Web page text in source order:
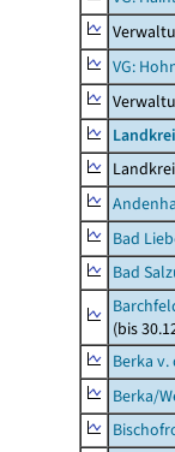
VG:
Bad
Bad
(bis
Berka v.
Berka/